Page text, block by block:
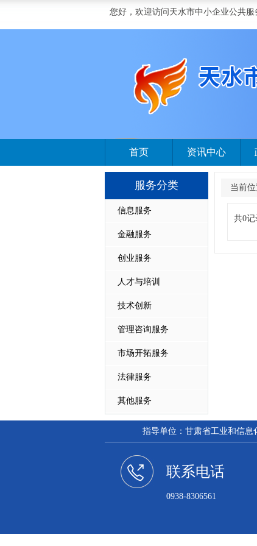
您好，欢迎访问天水市中小企业公共服
首页 资讯中心
服务分类
信息服务
金融服务
创业服务
人才与培训
技术创新
管理咨询服务
市场开拓服务
法律服务
其他服务
当前位
共0
指导单位：甘肃省工业和信
联系电话
0938-8306561